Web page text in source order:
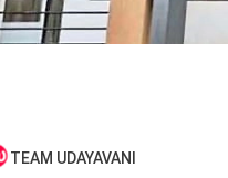
TEAM UDAYAVANI